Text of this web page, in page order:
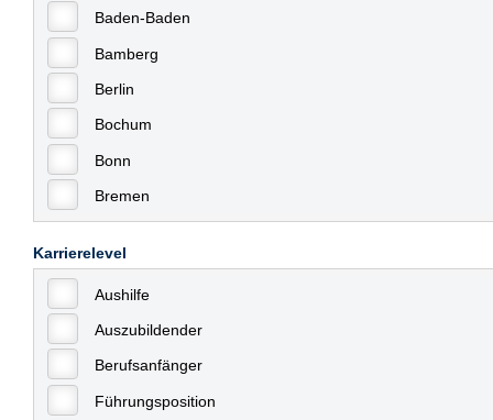
Baden-Baden
Bamberg
Berlin
Bochum
Bonn
Bremen
Celle
Chemnitz
Dessau
Dresden
Düsseldorf
Karrierelevel
Aushilfe
Auszubildender
Berufsanfänger
Führungsposition